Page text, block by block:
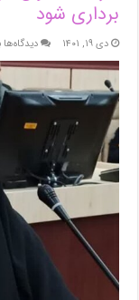
برداری شود
دی ۱۹, ۱۴۰۱ دیدگاه‌ها